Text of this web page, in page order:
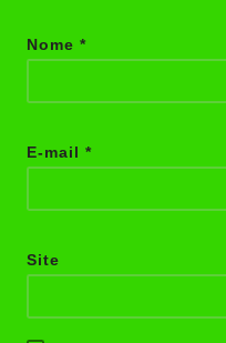
Nome *
E-mail *
Site